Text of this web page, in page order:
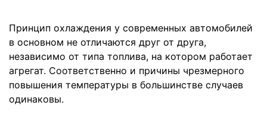
Принцип охлаждения у современных автомобилей
в основном не отличаются друг от друга,
независимо от типа топлива, на котором работает
агрегат. Соответственно и причины чрезмерного
повышения температуры в большинстве случаев
одинаковы.